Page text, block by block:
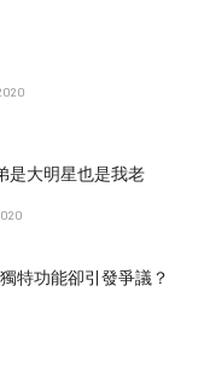
是大明星也是我老
特功能卻引發爭議？